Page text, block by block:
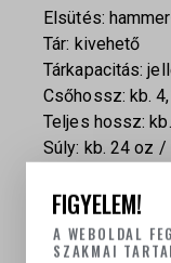
Elsütés:
Tár: kivehető
Tárkapacitás:
Csőhossz: kb.
Teljes hossz:
Súly: kb. 24 oz /
irányzék
Sín: Picatinny sín
FIGYELEM!
A WEBOLDAL
SZAKMAI